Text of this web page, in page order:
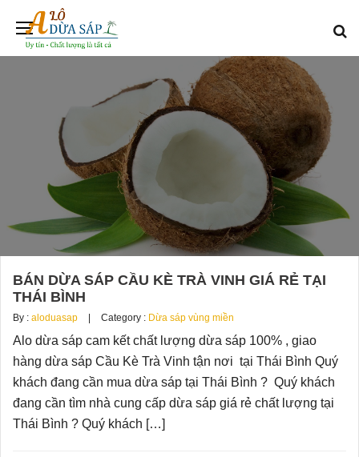
BÁN DỪA SÁP CẦU KÈ TRÀ VINH GIÁ RẺ TẠI
THÁI BÌNH
By : aloduasap Category : Dừa sáp vùng miền
Alo dừa sáp cam kết chất lượng dừa sáp 100% , giao
hàng dừa sáp Cầu Kè Trà Vinh tận nơi tại Thái Bình Quý
khách đang cần mua dừa sáp tại Thái Bình ? Quý khách
đang cần tìm nhà cung cấp dừa sáp giá rẻ chất lượng tại
Thái Bình ? Quý khách […]